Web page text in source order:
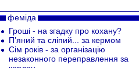
феміда
Гроші - на згадку про кохану?
П’яний та сліпий... за кермом
Сім років - за організацію
незаконного переправлення за